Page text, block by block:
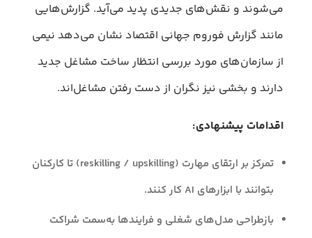
می‌شوند و نقش‌های جدیدی پدید می‌آید. گزارش‌هایی
مانند گزارش فوروم جهانی اقتصاد نشان می‌دهد نیمی
از سازمان‌های مورد بررسی انتظار ساخت مشاغل جدید
دارند و بخشی نیز نگران از دست رفتن مشاغل‌اند.
اقدامات پیشنهادی:
تمرکز بر ارتقای مهارت (reskilling / upskilling) تا کارکنان
بتوانند با ابزارهای AI کار کنند.
بازطراحی مدل‌های شغلی و فرایندها به‌سمت شراکت